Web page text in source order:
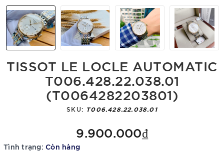
TISSOT LE LOCLE AUTOMATIC
T006.428.22.038.01
(T0064282203801)
SKU: T006.428.22.038.01
9.900.000₫
Tình trạng: Còn hàng